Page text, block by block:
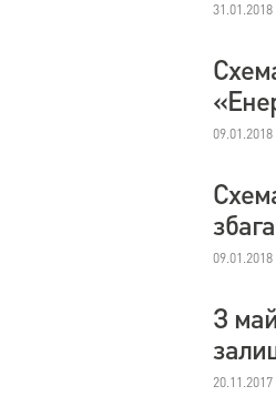
31.01.2018
З